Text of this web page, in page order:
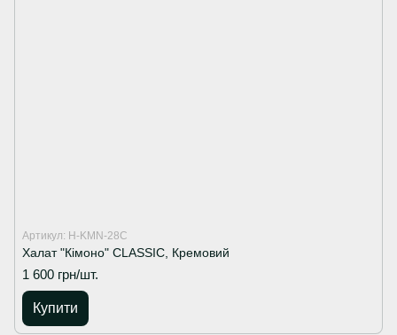
Артикул: H-KMN-28C
Халат "Кімоно" CLASSIC, Кремовий
1 600 грн/шт.
Купити